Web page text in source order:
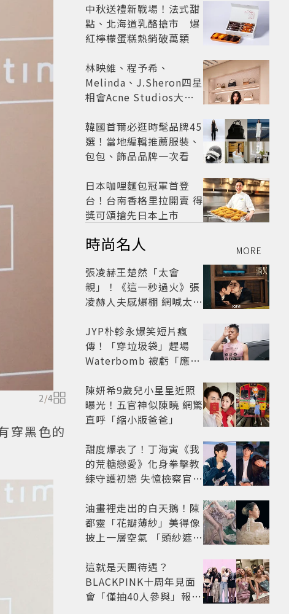
2/4
穿黑色的
戒？
中秋送禮新戰場！法式甜
點、北海道乳酪搶市 爆
紅檸檬蛋糕熱銷破萬顆
林映維、程予希、
Melinda、J.Sheron四星
相會Acne Studios大曬
韓國首爾必逛時髦品牌45
選！當地編輯推薦服裝、
包包、飾品品牌一次看
日本咖哩麵包冠軍首登
台！台南香格里拉開賣 得
獎可頌搶先日本上市
時尚名人 MORE
張凌赫王楚然「太會
親」！《這一秒過火》張
凌赫人夫感爆棚 網喊太有
JYP朴軫永爆笑短片瘋
傳！「穿垃圾袋」趕場
Waterbomb 被虧「應該
陳妍希9歲兒小星星近照
曝光！五官神似陳曉 網驚
直呼「縮小版爸爸」
甜度爆表了！丁海寅《我
的荒糖戀愛》化身拳擊教
練守護初戀 失憶檢察官×
劇
油畫裡走出的白天鵝！陳
都靈「花瓣薄紗」美得像
披上一層空氣 「頭紗遮
太仙
這就是天團待遇？
BLACKPINK十周年見面
會「僅抽40人參與」報名